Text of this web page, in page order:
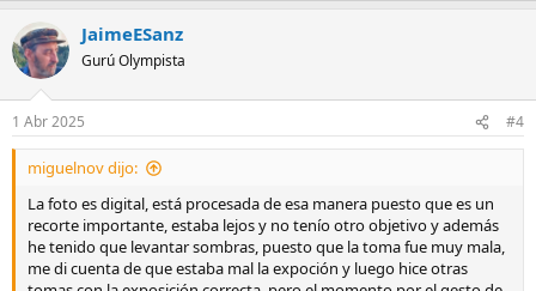
JaimeESanz
Gurú Olympista
1 Abr 2025 #4
miguelnov dijo:
La foto es digital, está procesada de esa manera puesto que es un
recorte importante, estaba lejos y no tenío otro objetivo y además
he tenido que levantar sombras, puesto que la toma fue muy mala,
me di cuenta de que estaba mal la expoción y luego hice otras